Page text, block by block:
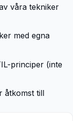
våra tekniker
med egna
principer (inte
åtkomst till